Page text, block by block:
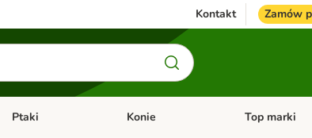
Kontakt Zamów
Otwórz menu kategorii: Akwarystyka
Ptaki Otwórz menu kategorii: Ptaki
Konie Otwórz menu
Top marki